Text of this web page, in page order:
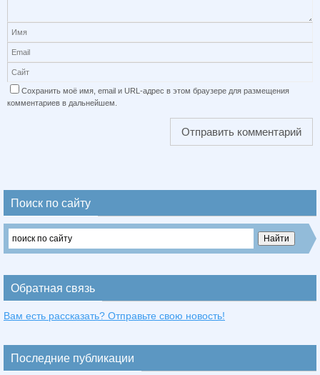
Сохранить моё имя, email и URL-адрес в этом браузере для размещения
комментариев в дальнейшем.
Поиск по сайту
Обратная связь
Вам есть рассказать? Отправьте свою новость!
Последние публикации